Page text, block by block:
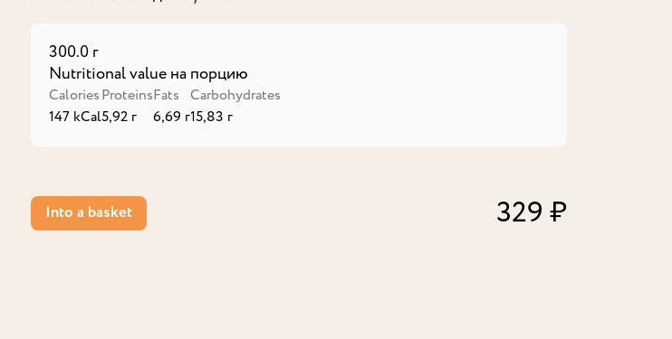
300.0 г
Nutritional value на порцию
Calories
147 kCal
Proteins
5,92 г
Fats
6,69 г
Carbohydrates
15,83 г
Into a basket 329 ₽